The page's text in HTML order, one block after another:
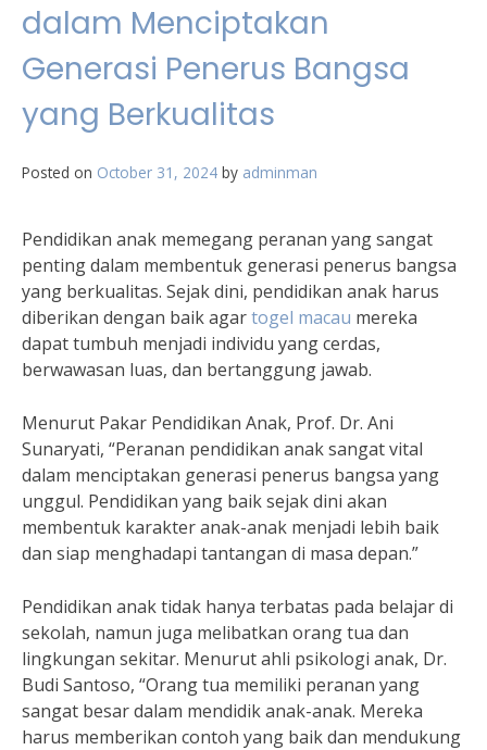
dalam Menciptakan
Generasi Penerus Bangsa
yang Berkualitas
Posted on October 31, 2024 by adminman
Pendidikan anak memegang peranan yang sangat
penting dalam membentuk generasi penerus bangsa
yang berkualitas. Sejak dini, pendidikan anak harus
diberikan dengan baik agartogel macau mereka
dapat tumbuh menjadi individu yang cerdas,
berwawasan luas, dan bertanggung jawab.
Menurut Pakar Pendidikan Anak, Prof. Dr. Ani
Sunaryati, “Peranan pendidikan anak sangat vital
dalam menciptakan generasi penerus bangsa yang
unggul. Pendidikan yang baik sejak dini akan
membentuk karakter anak-anak menjadi lebih baik
dan siap menghadapi tantangan di masa depan.”
Pendidikan anak tidak hanya terbatas pada belajar di
sekolah, namun juga melibatkan orang tua dan
lingkungan sekitar. Menurut ahli psikologi anak, Dr.
Budi Santoso, “Orang tua memiliki peranan yang
sangat besar dalam mendidik anak-anak. Mereka
harus memberikan contoh yang baik dan mendukung